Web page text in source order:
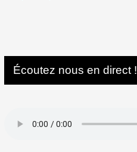
Écoutez nous en direct !